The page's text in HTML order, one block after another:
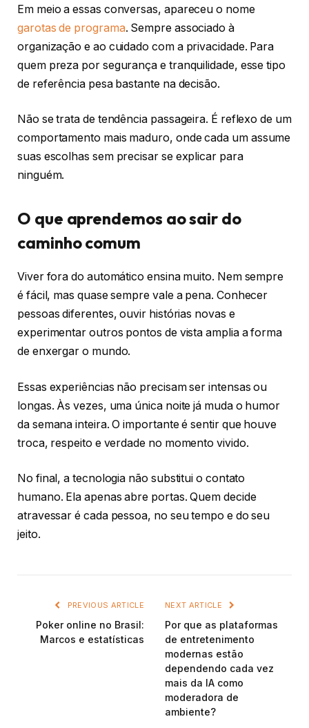
Em meio a essas conversas, apareceu o nome
garotas de programa. Sempre associado à
organização e ao cuidado com a privacidade. Para
quem preza por segurança e tranquilidade, esse tipo
de referência pesa bastante na decisão.
Não se trata de tendência passageira. É reflexo de um
comportamento mais maduro, onde cada um assume
suas escolhas sem precisar se explicar para
ninguém.
O que aprendemos ao sair do
caminho comum
Viver fora do automático ensina muito. Nem sempre
é fácil, mas quase sempre vale a pena. Conhecer
pessoas diferentes, ouvir histórias novas e
experimentar outros pontos de vista amplia a forma
de enxergar o mundo.
Essas experiências não precisam ser intensas ou
longas. Às vezes, uma única noite já muda o humor
da semana inteira. O importante é sentir que houve
troca, respeito e verdade no momento vivido.
No final, a tecnologia não substitui o contato
humano. Ela apenas abre portas. Quem decide
atravessar é cada pessoa, no seu tempo e do seu
jeito.
PREVIOUS ARTICLE
Poker online no Brasil:
Marcos e estatísticas
NEXT ARTICLE
Por que as plataformas
de entretenimento
modernas estão
dependendo cada vez
mais da IA como
moderadora de
ambiente?